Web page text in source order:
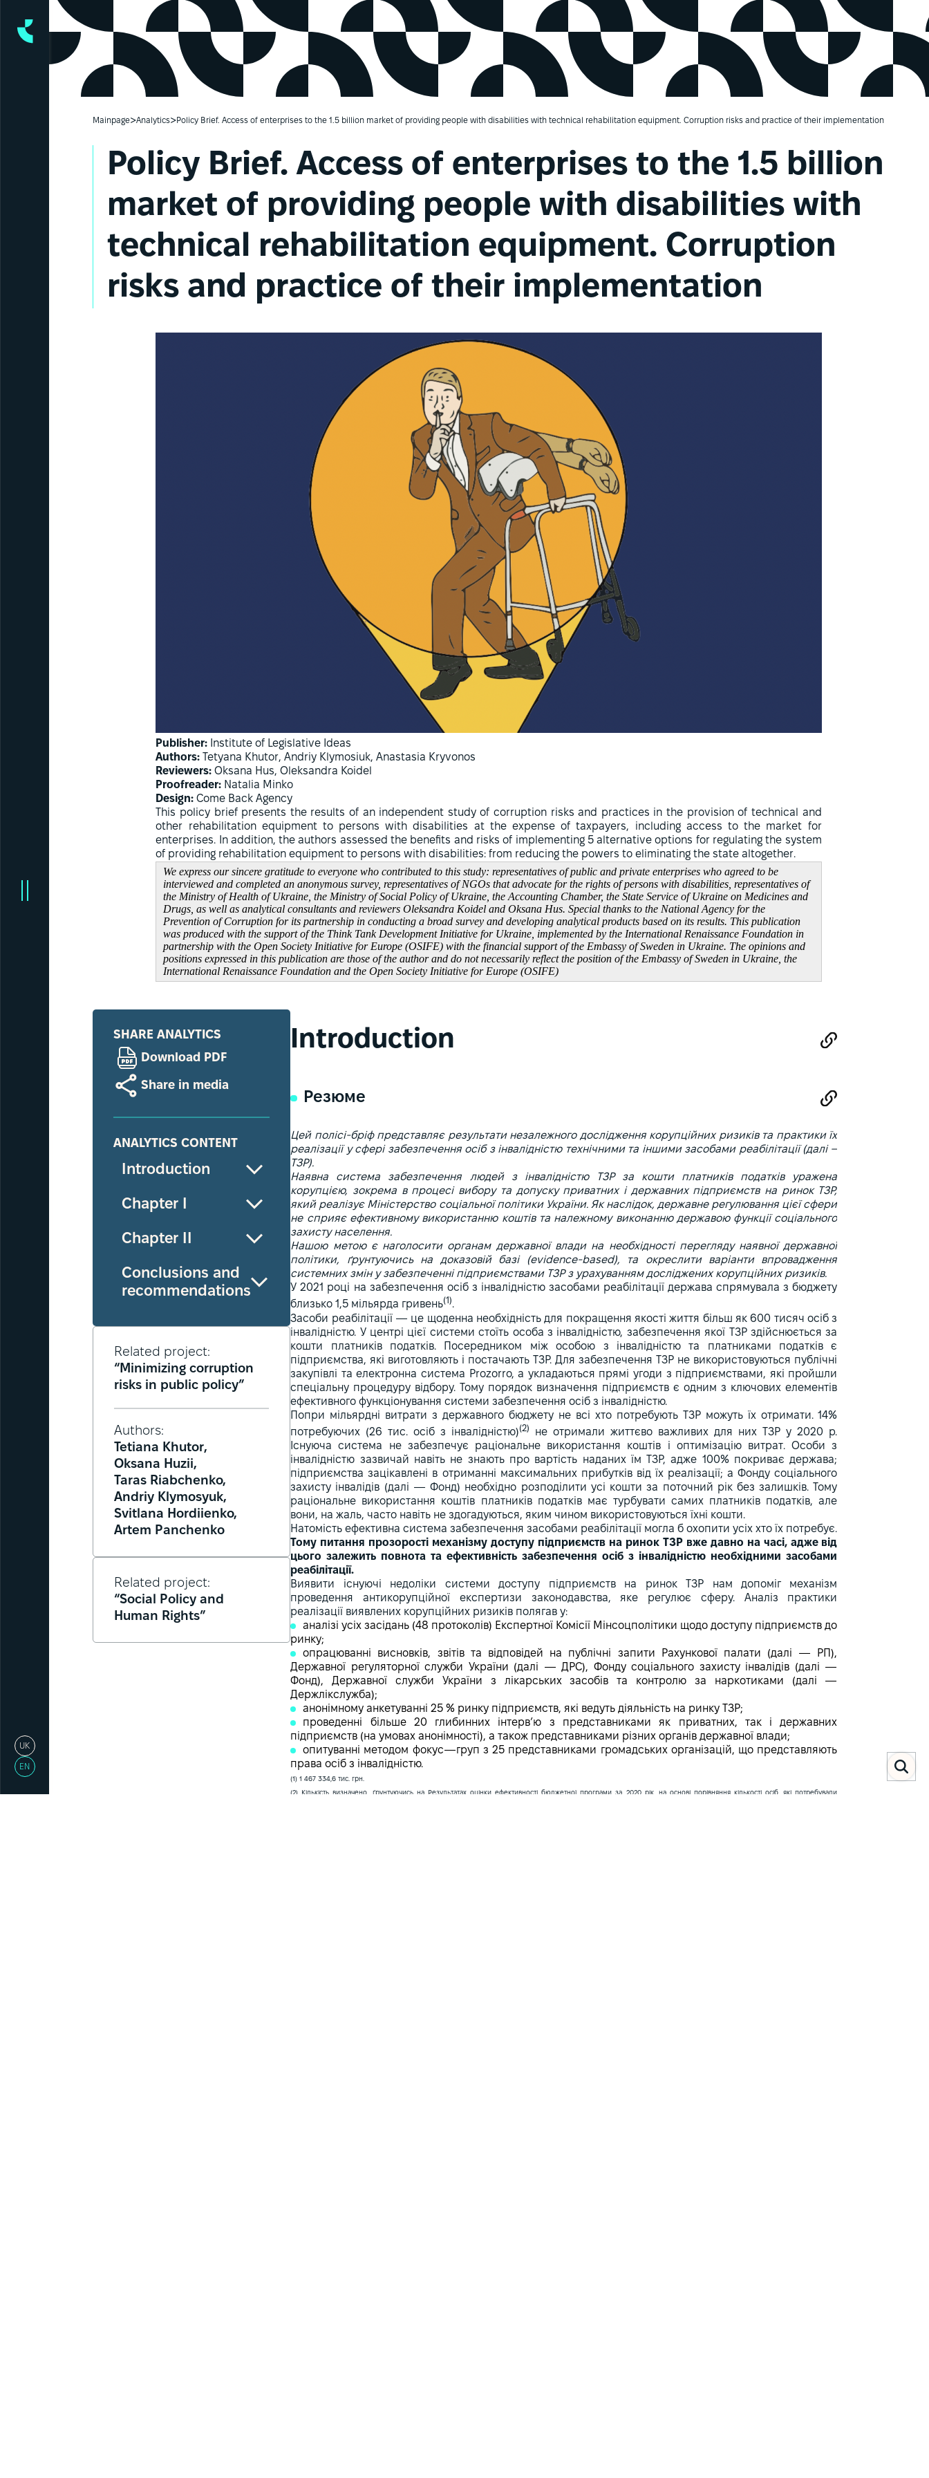
UK
EN
Mainpage>Analytics>Policy Brief. Access of enterprises to the 1.5 billion market of providing people with disabilities with technical rehabilitation equipment. Corruption risks and practice of their implementation
Policy Brief. Access of enterprises to the 1.5 billion
market of providing people with disabilities with
technical rehabilitation equipment. Corruption
risks and practice of their implementation
Publisher: Institute of Legislative Ideas
Authors:
Tetyana Khutor, Andriy Klymosiuk, Anastasia Kryvonos
Reviewers: Oksana Hus, Oleksandra Koidel
Proofreader: Natalia Minko
Design: Come Back Agency
This policy brief presents the results of an independent study of corruption risks and practices in the provision of technical and
other rehabilitation equipment to persons with disabilities at the expense of taxpayers, including access to the market for
enterprises. In addition, the authors assessed the benefits and risks of implementing 5 alternative options for regulating the system
of providing rehabilitation equipment to persons with disabilities: from reducing the powers to eliminating the state altogether.
We express our sincere gratitude to everyone who contributed to this study: representatives of public and private enterprises who agreed to be
interviewed and completed an anonymous survey, representatives of NGOs that advocate for the rights of persons with disabilities, representatives of
the Ministry of Health of Ukraine, the Ministry of Social Policy of Ukraine, the Accounting Chamber, the State Service of Ukraine on Medicines and
Drugs, as well as analytical consultants and reviewers Oleksandra Koidel and Oksana Hus. Special thanks to the National Agency for the
Prevention of Corruption for its partnership in conducting a broad survey and developing analytical products based on its results. This publication
was produced with the support of the Think Tank Development Initiative for Ukraine, implemented by the International Renaissance Foundation in
partnership with the Open Society Initiative for Europe (OSIFE) with the financial support of the Embassy of Sweden in Ukraine. The opinions and
positions expressed in this publication are those of the author and do not necessarily reflect the position of the Embassy of Sweden in Ukraine, the
International Renaissance Foundation and the Open Society Initiative for Europe (OSIFE)
SHARE ANALYTICS
Download PDF
Share in media
ANALYTICS CONTENT
Introduction
Chapter I
Chapter II
Conclusions and
recommendations
Related project:
“Minimizing corruption
risks in public policy”
Authors:
Tetiana Khutor,
Oksana Huzii,
Taras Riabchenko,
Andriy Klymosyuk,
Svitlana Hordiienko,
Artem Panchenko
Related project:
“Social Policy and
Human Rights”
Introduction
Резюме
Цей полісі-бріф представляє результати незалежного дослідження корупційних ризиків та практики їх
реалізації у сфері забезпечення осіб з інвалідністю технічними та іншими засобами реабілітації (далі –
ТЗР).
Наявна система забезпечення людей з інвалідністю ТЗР за кошти платників податків уражена
корупцією, зокрема в процесі вибору та допуску приватних і державних підприємств на ринок ТЗР,
який реалізує Міністерство соціальної політики України. Як наслідок, державне регулювання цієї сфери
не сприяє ефективному використанню коштів та належному виконанню державою функції соціального
захисту населення.
Нашою метою є наголосити органам державної влади на необхідності перегляду наявної державної
політики, ґрунтуючись на доказовій базі (evidence-based), та окреслити варіанти впровадження
системних змін у забезпеченні підприємствами ТЗР з урахуванням досліджених корупційних ризиків.
У 2021 році на забезпечення осіб з інвалідністю засобами реабілітації держава спрямувала з бюджету
близько 1,5 мільярда гривень(1).
Засоби реабілітації — це щоденна необхідність для покращення якості життя більш як 600 тисяч осіб з
інвалідністю. У центрі цієї системи стоїть особа з інвалідністю, забезпечення якої ТЗР здійснюється за
кошти платників податків. Посередником між особою з інвалідністю та платниками податків є
підприємства, які виготовляють і постачають ТЗР. Для забезпечення ТЗР не використовуються публічні
закупівлі та електронна система Prozorro, а укладаються прямі угоди з підприємствами, які пройшли
спеціальну процедуру відбору. Тому порядок визначення підприємств є одним з ключових елементів
ефективного функціонування системи забезпечення осіб з інвалідністю.
Попри мільярдні витрати з державного бюджету не всі хто потребують ТЗР можуть їх отримати. 14%
потребуючих (26 тис. осіб з інвалідністю)(2)
не отримали життєво важливих для них ТЗР у 2020 р.
Існуюча система не забезпечує раціональне використання коштів і оптимізацію витрат. Особи з
інвалідністю зазвичай навіть не знають про вартість наданих їм ТЗР, адже 100% покриває держава;
підприємства зацікавлені в отриманні максимальних прибутків від їх реалізації; а Фонду соціального
захисту інвалідів (далі — Фонд) необхідно розподілити усі кошти за поточний рік без залишків. Тому
раціональне використання коштів платників податків має турбувати самих платників податків, але
вони, на жаль, часто навіть не здогадуються, яким чином використовуються їхні кошти.
Натомість ефективна система забезпечення засобами реабілітації могла б охопити усіх хто їх потребує.
Тому питання прозорості механізму доступу підприємств на ринок ТЗР вже давно на часі, адже від
цього залежить повнота та ефективність забезпечення осіб з інвалідністю необхідними засобами
реабілітації.
Виявити існуючі недоліки системи доступу підприємств на ринок ТЗР нам допоміг механізм
проведення антикорупційної експертизи законодавства, яке регулює сферу. Аналіз практики
реалізації виявлених корупційних ризиків полягав у:
аналізі усіх засідань (48 протоколів) Експертної Комісії Мінсоцполітики щодо доступу підприємств до
ринку;
опрацюванні висновків, звітів та відповідей на публічні запити Рахункової палати (далі — РП),
Державної регуляторної служби України (далі — ДРС), Фонду соціального захисту інвалідів (далі —
Фонд), Державної служби України з лікарських засобів та контролю за наркотиками (далі —
Держлікслужба);
анонімному анкетуванні 25 % ринку підприємств, які ведуть діяльність на ринку ТЗР;
проведенні більше 20 глибинних інтерв’ю з представниками як приватних, так і державних
підприємств (на умовах анонімності), а також представниками різних органів державної влади;
опитуванні методом фокус—груп з 25 представниками громадських організацій, що представляють
права осіб з інвалідністю.
(1) 1 467 334,6 тис. грн.
(2) Кількість визначено, ґрунтуючись на Результатах оцінки ефективності бюджетної програми за 2020 рік, на основі порівняння кількості осіб, які потребували